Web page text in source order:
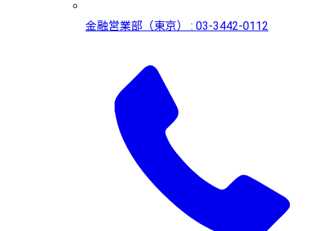
金融営業部（東京） : 03-3442-0112